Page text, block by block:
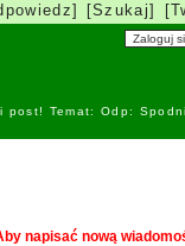
[Szukaj]
post! Temat: Odp:
napisać nową